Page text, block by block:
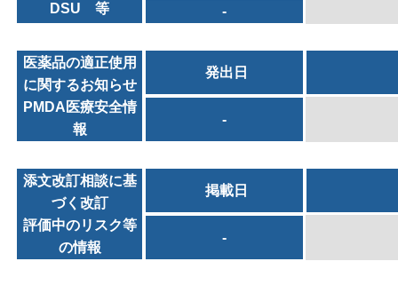
DSU 等
-
医薬品の適正使用
に関するお知らせ
PMDA医療安全情
報
発出日
-
添文改訂相談に基
づく改訂
評価中のリスク等
の情報
掲載日
-